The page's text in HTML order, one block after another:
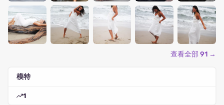
查看全部 91 →
模特
1